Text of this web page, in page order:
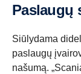
Siūlydama
paslaugų
našumą.